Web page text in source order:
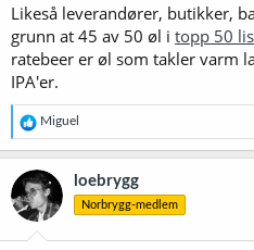
Likeså leverandører, butikker,
grunn at 45 av 50 øl i topp 50
ratebeer er øl som takler varm
IPA'er.
R
e
a
k
s
j
o
Miguel
loebrygg
Norbrygg-medlem